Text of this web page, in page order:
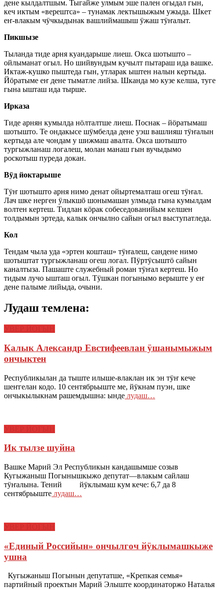
дене кылдалтшым. Тыгайже улмым эше пален огыдал гын,
кеч иктым «верештса» – тунамак лектышыжым ужыда. Шкет
еҥ-влакым чӱчкыдынак вашлиймашыш ӱжаш тӱҥалыт.
Пикшызе
Тыланда тиде арня куандарыше лиеш. Окса шотышто –
ойлыманат огыл. Но шийвундым кучылт пытараш ида вашке.
Иктаж-кушко пыштеда гын, утларак ыштен налын кертыда.
Йӧратыме еҥ дене тыматле лийза. Шканда мо кузе келша, туге
гына ышташ ида тырше.
Ирказа
Тиде арнян кумылда нӧлталтше лиеш. Поснак – йӧратымаш
шотышто. Те ондакысе шӱмбелда дене уэш вашлияш тӱҥалын
кертыда але чондам у шижмаш авалта. Окса шотышто
тургыжланаш логалеш, молан манаш гын вучыдымо
роскотыш пуреда докан.
Вӱд йоктарыше
Тӱҥ шотышто арня нимо денат ойыртемалташ огеш тӱҥал.
Лач шке нерген ӱлыкшӧ шонымашан улмыда гына кумылдам
волтен кертеш. Тидлан кӧрак собеседованийым келшен
толдымын эртеда, калык ончылно сайын огыл выступатледа.
Кол
Тендам чыла уда «эртен кошташ» тӱҥалеш, сандене нимо
шотыштат тургыжланаш огеш логал. Пӱртӱсыштӧ сайын
каналтыза. Пашаште служебный роман тӱҥал кертеш. Но
тидым лучо ышташ огыл. Тӱшкан погынымо верыште у еҥ
дене палыме лийыда, очыни.
Лудаш темлена:
Калык Александр Евстифеевлан ӱшанымыжым
ончыктен
Республикылан да тыште илыше-влаклан ик эн тӱҥ кече
шеҥгелан кодо. 10 сентябрьыште ме, йӱкнам пуэн, шке
ончыкылыкнам рашемдышна: ынде лудаш…
Ик тылзе шуйна
Вашке Марий Эл Республикын кандашымше созыв
Кугыжаныш Погынышкыжо депутат—влакым сайлаш
тӱҥалына. Тений йӱклымаш кум кече: 6,7 да 8
сентябрьыште лудаш…
«Единый Российын» ончылгоч йӱклымашкыже
ушна
Кугыжаныш Погынын депутатше, «Крепкая семья»
партийный проектын Марий Элыште координаторжо Наталья